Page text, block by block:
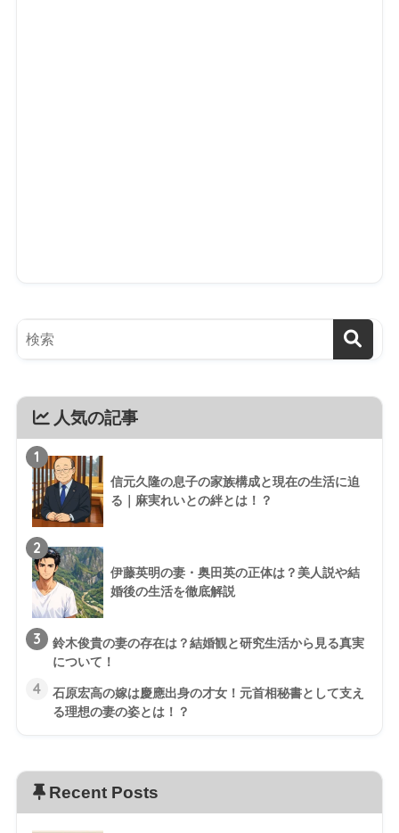
人気の記事
1
信元久隆の息子の家族構成と現在の生活に迫
る｜麻実れいとの絆とは！？
2
伊藤英明の妻・奥田英の正体は？美人説や結
婚後の生活を徹底解説
3
鈴木俊貴の妻の存在は？結婚観と研究生活から見る真実
について！
4
石原宏高の嫁は慶應出身の才女！元首相秘書として支え
る理想の妻の姿とは！？
Recent Posts